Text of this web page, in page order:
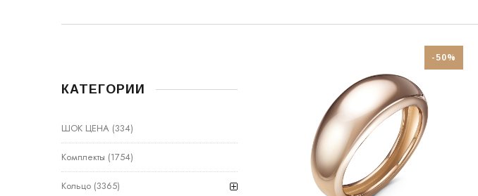
-50%
КАТЕГОРИИ
ШОК ЦЕНА (334)
Комплекты (1754)
Кольцо (3365)